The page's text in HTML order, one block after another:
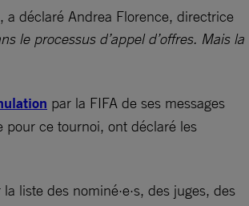
a déclaré Andrea Florence, directrice
le processus d’appel d’offres. Mais la
par la FIFA de ses messages
pour ce tournoi, ont déclaré les
liste des nominé·e·s, des juges, des